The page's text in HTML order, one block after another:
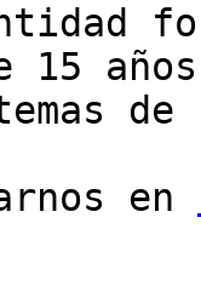
15
en